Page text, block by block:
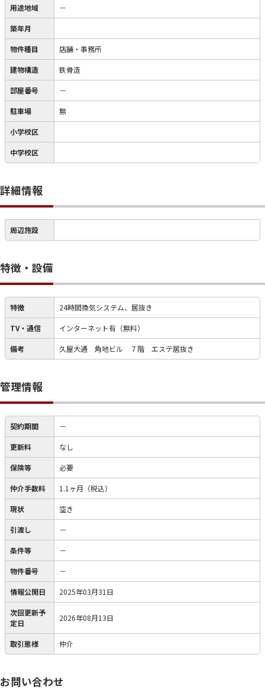
用途地域 －
築年月
物件種目 店舗・事務所
建物構造 鉄骨造
部屋番号 －
駐車場 無
小学校区
中学校区
詳細情報
周辺施設
特徴・設備
特徴 24時間換気システム、居抜き
TV・通信 インターネット有（無料）
備考 久屋大通 角地ビル ７階 エステ居抜き
管理情報
契約期間 －
更新料 なし
保険等 必要
仲介手数料 1.1ヶ月（税込）
現状 空き
引渡し －
条件等 －
物件番号 －
情報公開日 2025年03月31日
次回更新予
定日
2026年08月13日
取引態様 仲介
お問い合わせ